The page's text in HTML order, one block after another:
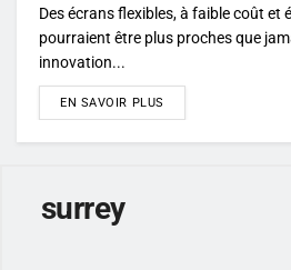
Des écrans flexibles, à faible coût et
pourraient être plus proches que
innovation...
EN SAVOIR PLUS
surrey